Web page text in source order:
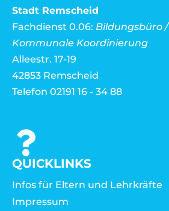
Stadt Remscheid
Fachdienst 0.06: Bildungsbüro /
Kommunale Koordinierung
Alleestr. 17-19
42853 Remscheid
Telefon 02191 16 - 34 88
QUICKLINKS
Infos für Eltern und Lehrkräfte
Impressum